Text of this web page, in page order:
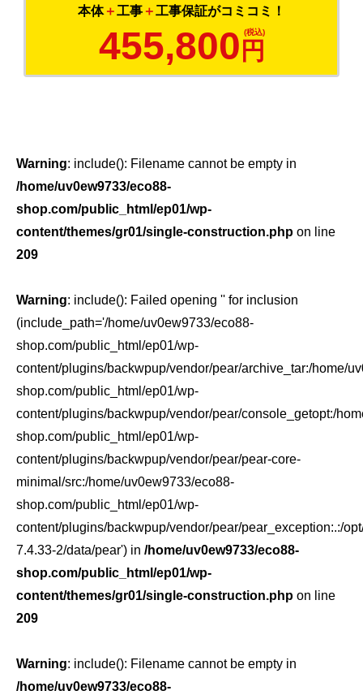
本体＋工事 ＋工事保証がコミコミ！
455,800 円
Warning: include(): Filename cannot be empty in
/home/uv0ew9733/eco88-
shop.com/public_html/ep01/wp-
content/themes/gr01/single-construction.php on line
209
Warning: include(): Failed opening '' for inclusion
(include_path='/home/uv0ew9733/eco88-
shop.com/public_html/ep01/wp-
content/plugins/backwpup/vendor/pear/archive_tar:/home/
shop.com/public_html/ep01/wp-
content/plugins/backwpup/vendor/pear/console_getopt:/
shop.com/public_html/ep01/wp-
content/plugins/backwpup/vendor/pear/pear-core-
minimal/src:/home/uv0ew9733/eco88-
shop.com/public_html/ep01/wp-
content/plugins/backwpup/vendor/pear/pear_exception:.:/
7.4.33-2/data/pear') in /home/uv0ew9733/eco88-
shop.com/public_html/ep01/wp-
content/themes/gr01/single-construction.php on line
209
Warning: include(): Filename cannot be empty in
/home/uv0ew9733/eco88-